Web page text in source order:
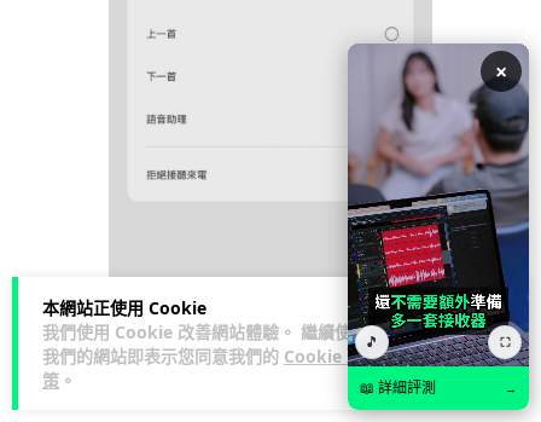
本網站正使用 Cookie
我們使用 Cookie 改善網站體驗。 繼續使用
我們的網站即表示您同意我們的 Cookie 政
策 。
▲但 Ear (2) 就改為採用按動耳柄兩側的方式進行體
感操控，避免了一代的誤觸問題。另外，在
×
🎵 ⛶
📖 詳細評測 →